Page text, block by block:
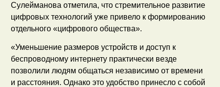
Сулейманова отметила, что стремительное развитие
цифровых технологий уже привело к формированию
отдельного «цифрового общества».
«Уменьшение размеров устройств и доступ к
беспроводному интернету практически везде
позволили людям общаться независимо от времени
и расстояния. Однако это удобство принесло с собой